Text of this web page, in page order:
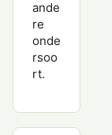
ande
re
onde
rsoo
rt.